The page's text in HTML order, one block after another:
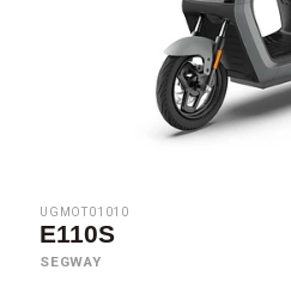
UGMOT01010
E110S
SEGWAY